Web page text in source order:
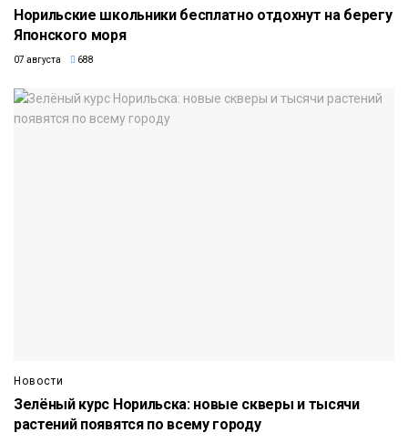
Норильские школьники бесплатно отдохнут на берегу
Японского моря
07 августа 688
Новости
Зелёный курс Норильска: новые скверы и тысячи
растений появятся по всему городу